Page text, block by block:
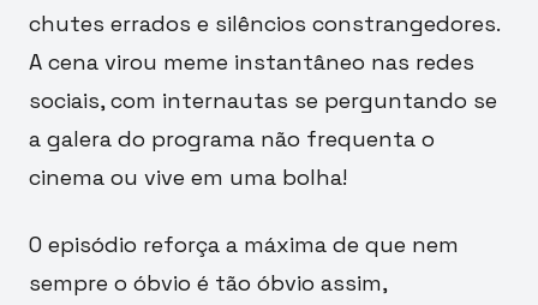
chutes errados e silêncios constrangedores.
A cena virou meme instantâneo nas redes
sociais, com internautas se perguntando se
a galera do programa não frequenta o
cinema ou vive em uma bolha!
O episódio reforça a máxima de que nem
sempre o óbvio é tão óbvio assim,